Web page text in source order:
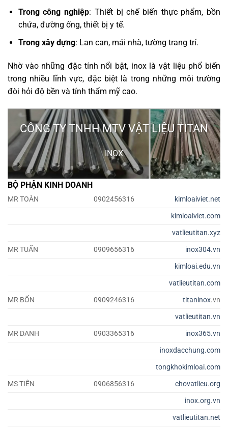
Trong công nghiệp: Thiết bị chế biến thực phẩm, bồn
chứa, đường ống, thiết bị y tế.
Trong xây dựng: Lan can, mái nhà, tường trang trí.
Nhờ vào những đặc tính nổi bật, inox là vật liệu phổ biến
trong nhiều lĩnh vực, đặc biệt là trong những môi trường
đòi hỏi độ bền và tính thẩm mỹ cao.
CÔNG TY TNHH MTV VẬT LIỆU TITAN
INOX
BỘ PHẬN KINH DOANH
MR TOÀN 0902456316
kimloaiviet.net
kimloaiviet.com
vatlieutitan.xyz
MR TUẤN
0909656316
inox304.vn
kimloai.edu.vn
vatlieutitan.com
MR BỐN
0909246316 titaninox.vn
vatlieutitan.vn
MR DANH
0903365316
inox365.vn
inoxdacchung.com
tongkhokimloai.com
MS TIÊN
0906856316
chovatlieu.org
inox.org.vn
vatlieutitan.net